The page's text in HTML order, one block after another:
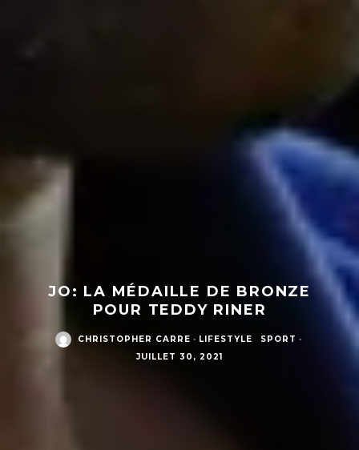
JO: LA MÉDAILLE DE BRONZE
POUR TEDDY RINER
CHRISTOPHER CARRE · LIFESTYLE SPORT ·
JUILLET 30, 2021